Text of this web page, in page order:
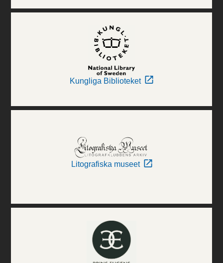
Kungliga Biblioteket
Litografiska museet